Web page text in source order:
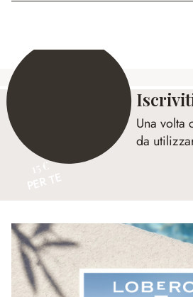
15 €
Una volta
da